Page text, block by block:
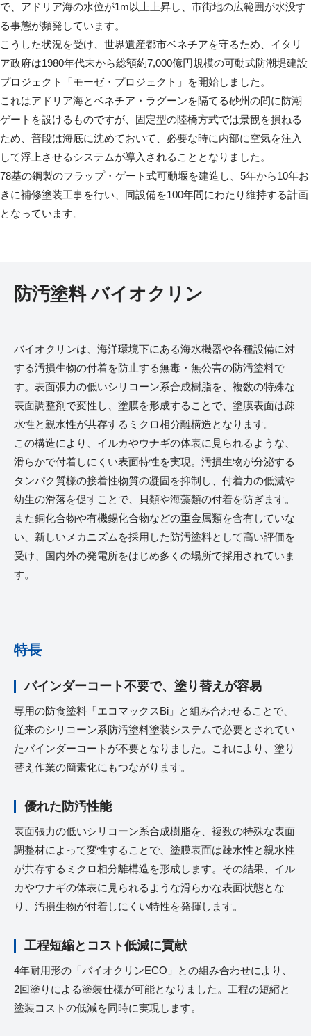
で、アドリア海の水位が1m以上上昇し、市街地の広範囲が水没す
る事態が頻発しています。
こうした状況を受け、世界遺産都市ベネチアを守るため、イタリ
ア政府は1980年代末から総額約7,000億円規模の可動式防潮堤建設
プロジェクト「モーゼ・プロジェクト」を開始しました。
これはアドリア海とベネチア・ラグーンを隔てる砂州の間に防潮
ゲートを設けるものですが、固定型の陸橋方式では景観を損ねる
ため、普段は海底に沈めておいて、必要な時に内部に空気を注入
して浮上させるシステムが導入されることとなりました。
78基の鋼製のフラップ・ゲート式可動堰を建造し、5年から10年お
きに補修塗装工事を行い、同設備を100年間にわたり維持する計画
となっています。
防汚塗料 バイオクリン
バイオクリンは、海洋環境下にある海水機器や各種設備に対
する汚損生物の付着を防止する無毒・無公害の防汚塗料で
す。表面張力の低いシリコーン系合成樹脂を、複数の特殊な
表面調整剤で変性し、塗膜を形成することで、塗膜表面は疎
水性と親水性が共存するミクロ相分離構造となります。
この構造により、イルカやウナギの体表に見られるような、
滑らかで付着しにくい表面特性を実現。汚損生物が分泌する
タンパク質様の接着性物質の凝固を抑制し、付着力の低減や
幼生の滑落を促すことで、貝類や海藻類の付着を防ぎます。
また銅化合物や有機錫化合物などの重金属類を含有していな
い、新しいメカニズムを採用した防汚塗料として高い評価を
受け、国内外の発電所をはじめ多くの場所で採用されていま
す。
特長
バインダーコート不要で、塗り替えが容易
専用の防食塗料「エコマックスBi」と組み合わせることで、
従来のシリコーン系防汚塗料塗装システムで必要とされてい
たバインダーコートが不要となりました。これにより、塗り
替え作業の簡素化にもつながります。
優れた防汚性能
表面張力の低いシリコーン系合成樹脂を、複数の特殊な表面
調整材によって変性することで、塗膜表面は疎水性と親水性
が共存するミクロ相分離構造を形成します。その結果、イル
カやウナギの体表に見られるような滑らかな表面状態とな
り、汚損生物が付着しにくい特性を発揮します。
工程短縮とコスト低減に貢献
4年耐用形の「バイオクリンECO」との組み合わせにより、
2回塗りによる塗装仕様が可能となりました。工程の短縮と
塗装コストの低減を同時に実現します。